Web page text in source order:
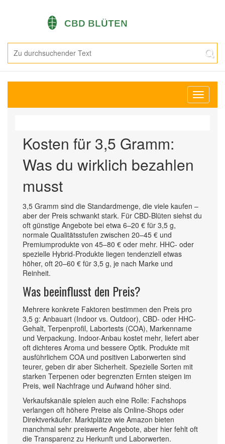
Kosten für 3,5 Gramm:
Was du wirklich bezahlen
musst
3,5 Gramm sind die Standardmenge, die viele kaufen –
aber der Preis schwankt stark. Für CBD-Blüten siehst du
oft günstige Angebote bei etwa 6–20 € für 3,5 g,
normale Qualitätsstufen zwischen 20–45 € und
Premiumprodukte von 45–80 € oder mehr. HHC- oder
spezielle Hybrid-Produkte liegen tendenziell etwas
höher, oft 20–60 € für 3,5 g, je nach Marke und
Reinheit.
Was beeinflusst den Preis?
Mehrere konkrete Faktoren bestimmen den Preis pro
3,5 g: Anbauart (Indoor vs. Outdoor), CBD- oder HHC-
Gehalt, Terpenprofil, Labortests (COA), Markenname
und Verpackung. Indoor-Anbau kostet mehr, liefert aber
oft dichteres Aroma und bessere Optik. Produkte mit
ausführlichem COA und positiven Laborwerten sind
teurer, geben dir aber Sicherheit. Spezielle Sorten mit
starken Terpenen oder begrenzten Ernten steigen im
Preis, weil Nachfrage und Aufwand höher sind.
Verkaufskanäle spielen auch eine Rolle: Fachshops
verlangen oft höhere Preise als Online-Shops oder
Direktverkäufer. Marktplätze wie Amazon bieten
manchmal sehr preiswerte Angebote, aber hier fehlt oft
die Transparenz zu Herkunft und Laborwerten.